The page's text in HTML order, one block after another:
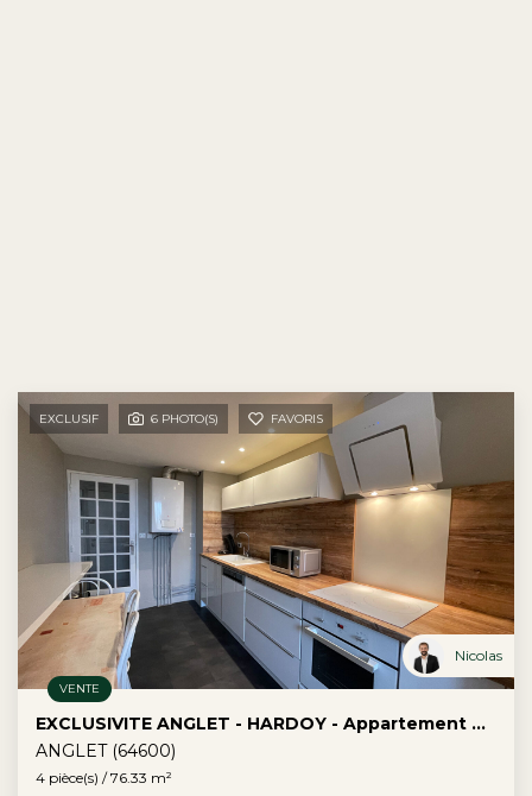
EXCLUSIF 6 PHOTO(S) FAVORIS
Nicolas
VENTE
EXCLUSIVITE ANGLET - HARDOY - Appartement De Type 4 Avec Garage
ANGLET (64600)
4 pièce(s) / 76.33 m²